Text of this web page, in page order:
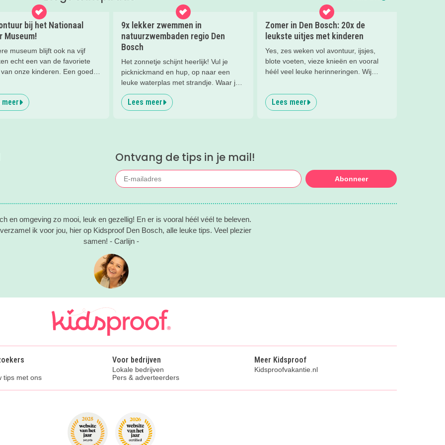
bij het Nationaal
Museum!
museum blijft ook na vijf
echt een van de favoriete
onze kinderen. Een goede
vinden aan het NMM. ‘De
vliegtuigen overal’, ‘de
buiten’, ‘de Xplore’ en het
meer
9x lekker zwemmen in
natuurzwembaden regio Den
Bosch
Het zonnetje schijnt heerlijk! Vul je
picknickmand en hup, op naar een
leuke waterplas met strandje. Waar je
lekker kunt spelen en zwemmen met
het hele gezin. In het water, op het
Lees meer
Zomer in Den Bosch: 20x de
leukste uitjes met kinderen
Yes, zes weken vol avontuur, ijsjes,
blote voeten, vieze knieën en vooral
héél veel leuke herinneringen. Wij
zomertips, een gratis bucketlist én zelfs
een exclusieve Kidsproof-deal voor je
verzameld.
Lees meer
Ontvang de tips in je mail!
Abonneer
en omgeving zo mooi, leuk en gezellig! En er is vooral héél véél te beleven.
ik voor jou, hier op Kidsproof Den Bosch, alle leuke tips. Veel plezier
samen! - Carlijn -
tips met ons
Voor bedrijven
Lokale bedrijven
Pers & adverteerders
Meer Kidsproof
Kidsproofvakantie.nl